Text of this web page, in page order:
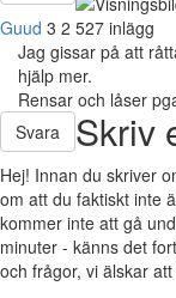
Guud 3 2 527 inlägg
Jag gissar på att
hjälp mer.
Rensar och låser
Svara
Skriv
Hej! Innan du skriver
om att du faktiskt inte
kommer inte att gå
minuter - känns det
och frågor, vi älskar